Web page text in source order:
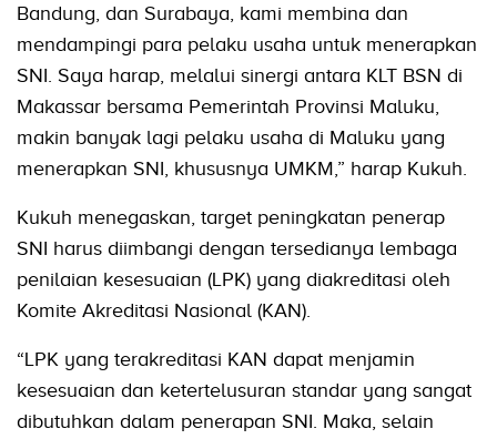
Bandung, dan Surabaya, kami membina dan
mendampingi para pelaku usaha untuk menerapkan
SNI. Saya harap, melalui sinergi antara KLT BSN di
Makassar bersama Pemerintah Provinsi Maluku,
makin banyak lagi pelaku usaha di Maluku yang
menerapkan SNI, khususnya UMKM,” harap Kukuh.
Kukuh menegaskan, target peningkatan penerap
SNI harus diimbangi dengan tersedianya lembaga
penilaian kesesuaian (LPK) yang diakreditasi oleh
Komite Akreditasi Nasional (KAN).
“LPK yang terakreditasi KAN dapat menjamin
kesesuaian dan ketertelusuran standar yang sangat
dibutuhkan dalam penerapan SNI. Maka, selain